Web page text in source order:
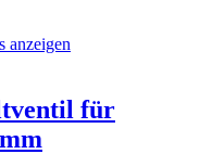
anzeigen
für